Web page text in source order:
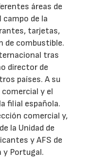
áreas de
de la
tarjetas,
de combustible.
tras
director de
países. A su
y el
filial española.
comercial y,
la Unidad de
y AFS de
y Portugal.